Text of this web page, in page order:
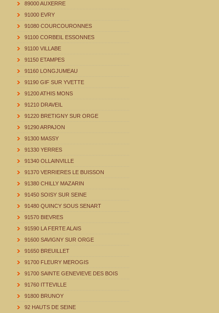
89000 AUXERRE
91000 EVRY
91080 COURCOURONNES
91100 CORBEIL ESSONNES
91100 VILLABE
91150 ETAMPES
91160 LONGJUMEAU
91190 GIF SUR YVETTE
91200 ATHIS MONS
91210 DRAVEIL
91220 BRETIGNY SUR ORGE
91290 ARPAJON
91300 MASSY
91330 YERRES
91340 OLLAINVILLE
91370 VERRIERES LE BUISSON
91380 CHILLY MAZARIN
91450 SOISY SUR SEINE
91480 QUINCY SOUS SENART
91570 BIEVRES
91590 LA FERTE ALAIS
91600 SAVIGNY SUR ORGE
91650 BREUILLET
91700 FLEURY MEROGIS
91700 SAINTE GENEVIEVE DES BOIS
91760 ITTEVILLE
91800 BRUNOY
92 HAUTS DE SEINE